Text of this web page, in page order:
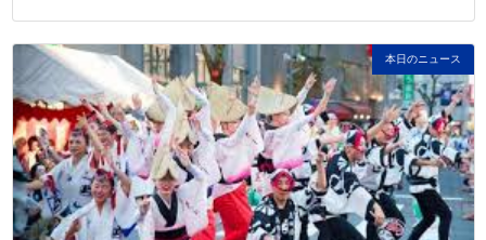
本日のニュース